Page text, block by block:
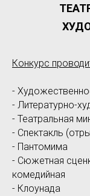
Конкурс
-
- Литературно-
- Театральная
- Спектакль
- Пантомима
- Сюжетная
комедийная
- Клоунада